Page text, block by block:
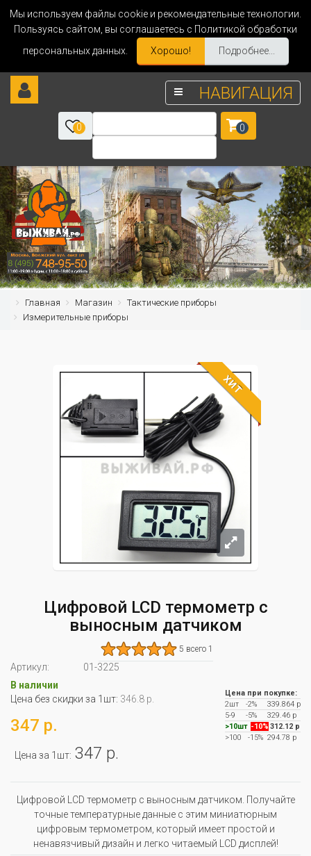
Мы используем файлы cookie и рекомендательные технологии.
Пользуясь сайтом, вы соглашаетесь с Политикой обработки
персональных данных.
Хорошо! Подробнее...
НАВИГАЦИЯ
0 0
Главная Магазин
Тактические приборы
Измерительные приборы
ХИТ
Цифровой LCD термометр с
выносным датчиком
5 всего 1
Артикул:
01-3225
В наличии
Цена без скидки за 1шт: 346.8 р.
347 р.
Цена за 1шт: 347 р.
Цена при покупке:
2шт
-2%
339.864 р
5-9
-5%
329.46 р
>10шт -10% 312.12 р
>100
-15% 294.78 р
Цифровой LCD термометр с выносным датчиком. Получайте
точные температурные данные с этим миниатюрным
цифровым термометром, который имеет простой и
ненавязчивый дизайн и легко читаемый LCD дисплей!